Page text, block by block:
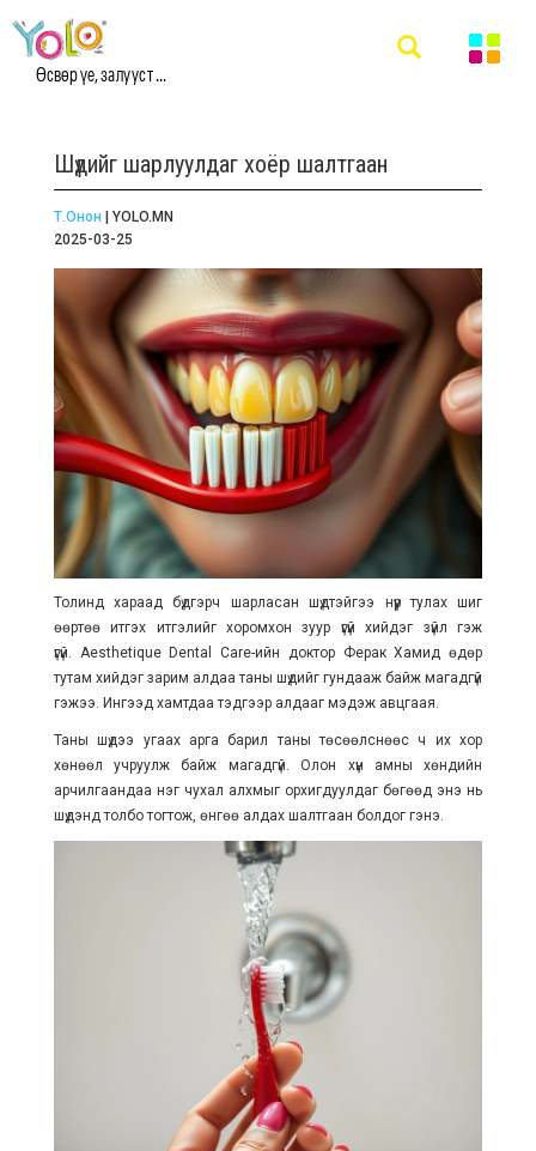
Өсвөр үе, залууст ...
Шүдийг шарлуулдаг хоёр шалтгаан
Т.Онон | YOLO.MN
2025-03-25
Толинд хараад бүдгэрч шарласан шүдтэйгээ нүүр тулах шиг
өөртөө итгэх итгэлийг хоромхон зуур үгүй хийдэг зүйл гэж
үгүй. Aesthetique Dental Care-ийн доктор Ферак Хамид өдөр
тутам хийдэг зарим алдаа таны шүдийг гундааж байж магадгүй
гэжээ. Ингээд хамтдаа тэдгээр алдааг мэдэж авцгаая.
Таны шүдээ угаах арга барил таны төсөөлснөөс ч их хор
хөнөөл учруулж байж магадгүй. Олон хүн амны хөндийн
арчилгаандаа нэг чухал алхмыг орхигдуулдаг бөгөөд энэ нь
шүдэнд толбо тогтож, өнгөө алдах шалтгаан болдог гэнэ.